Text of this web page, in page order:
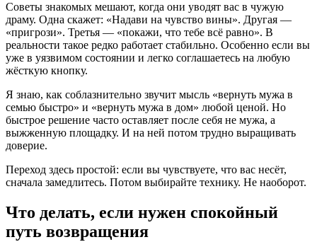
Советы знакомых мешают, когда они уводят вас в чужую
драму. Одна скажет: «Надави на чувство вины». Другая —
«пригрози». Третья — «покажи, что тебе всё равно». В
реальности такое редко работает стабильно. Особенно если вы
уже в уязвимом состоянии и легко соглашаетесь на любую
жёсткую кнопку.
Я знаю, как соблазнительно звучит мысль «вернуть мужа в
семью быстро» и «вернуть мужа в дом» любой ценой. Но
быстрое решение часто оставляет после себя не мужа, а
выжженную площадку. И на ней потом трудно выращивать
доверие.
Переход здесь простой: если вы чувствуете, что вас несёт,
сначала замедлитесь. Потом выбирайте технику. Не наоборот.
Что делать, если нужен спокойный
путь возвращения